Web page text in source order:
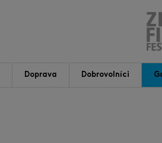
Doprava Dobrovolníci